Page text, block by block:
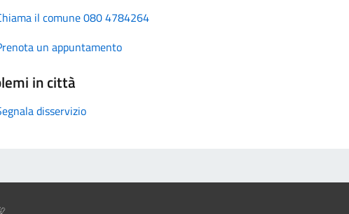
il comune 080 4784264
un appuntamento
in città
disservizio